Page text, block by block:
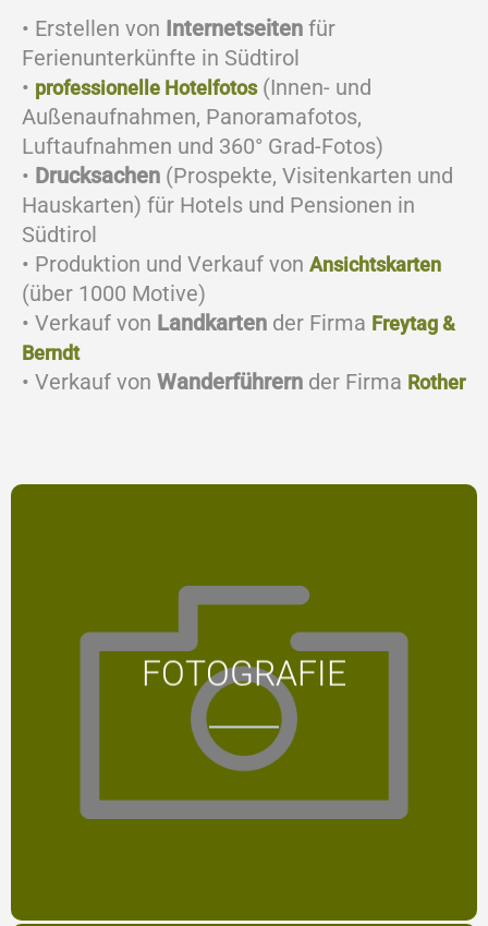
• Erstellen von Internetseiten für
Ferienunterkünfte in Südtirol
• professionelle Hotelfotos(Innen- und
Außenaufnahmen, Panoramafotos,
Luftaufnahmen und 360° Grad-Fotos)
• Drucksachen (Prospekte, Visitenkarten und
Hauskarten) für Hotels und Pensionen in
Südtirol
• Produktion und Verkauf von Ansichtskarten
(über 1000 Motive)
• Verkauf von Landkarten der Firma Freytag &
Berndt
• Verkauf von Wanderführern der Firma Rother
FOTOGRAFIE
Fotografie ist eine Sprache, die
jeder versteht